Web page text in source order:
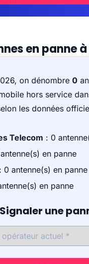
en panne
on dénombre 0
hors service
les données
Telecom : 0
en panne
: 0 antenne(s) en panne
en panne
Signaler une